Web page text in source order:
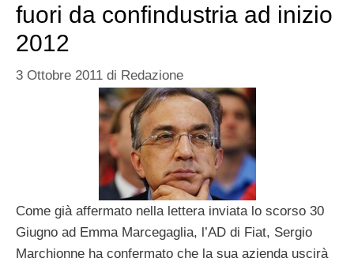
fuori da confindustria ad inizio
2012
3 Ottobre 2011 di Redazione
Come già affermato nella lettera inviata lo scorso 30
Giugno ad Emma Marcegaglia, l’AD di Fiat, Sergio
Marchionne ha confermato che la sua azienda uscirà